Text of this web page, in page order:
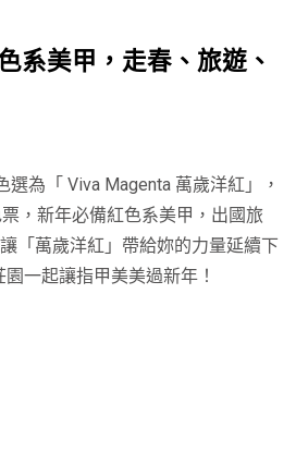
系美甲，走春、旅遊、
為「 Viva Magenta 萬歲洋紅」，
，新年必備紅色系美甲，出國旅
「萬歲洋紅」帶給妳的力量延續下
園一起讓指甲美美過新年！